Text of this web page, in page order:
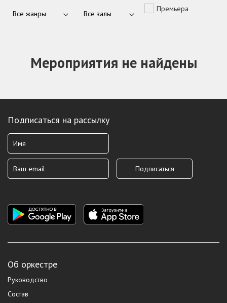
Премьера
Мероприятия не найдены
Подписаться на рассылку
Об оркестре
Руководство
Состав